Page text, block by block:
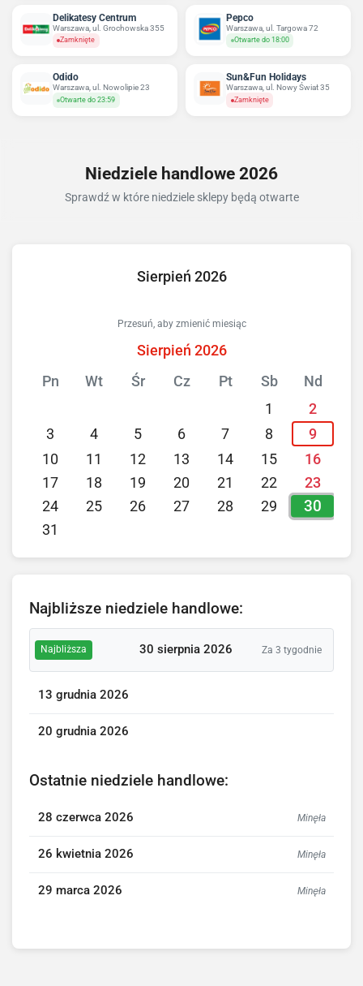
Delikatesy Centrum
Warszawa, ul. Grochowska 355
Zamknięte
Pepco
Warszawa, ul. Targowa 72
Otwarte do 18:00
Odido
Warszawa, ul. Nowolipie 23
Otwarte do 23:59
Sun&Fun Holidays
Warszawa, ul. Nowy Świat 35
Zamknięte
Niedziele handlowe 2026
Sprawdź w które niedziele sklepy będą otwarte
Sierpień 2026
Przesuń, aby zmienić miesiąc
Sierpień 2026
Pn
Wt Śr Cz Pt Sb
Nd
1
2
3
4 5 6 7 8
9
10
11 12 13 14 15
16
17
18 19 20 21 22
23
24
25 26 27 28 29 30
31
Najbliższe niedziele handlowe:
Najbliższa 30 sierpnia 2026 Za 3 tygodnie
13 grudnia 2026
20 grudnia 2026
Ostatnie niedziele handlowe:
28 czerwca 2026 Minęła
26 kwietnia 2026 Minęła
29 marca 2026 Minęła